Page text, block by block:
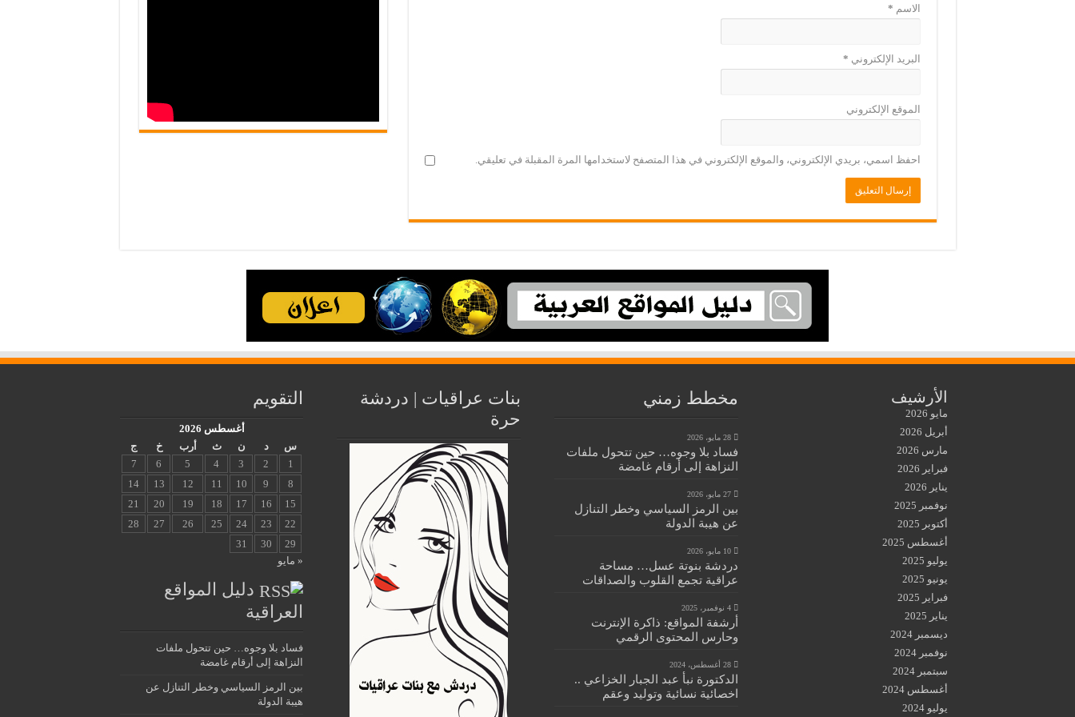
الاسم *
البريد الإلكتروني *
الموقع الإلكتروني
احفظ اسمي، بريدي الإلكتروني، والموقع الإلكتروني في هذا المتصفح لاستخدامها المرة المقبلة في تعليقي.
الأرشيف
مايو 2026
أبريل 2026
مارس 2026
فبراير 2026
يناير 2026
نوفمبر 2025
أكتوبر 2025
أغسطس 2025
يوليو 2025
يونيو 2025
فبراير 2025
يناير 2025
ديسمبر 2024
نوفمبر 2024
سبتمبر 2024
أغسطس 2024
يوليو 2024
مخطط زمني
28 مايو، 2026
فساد بلا وجوه… حين تتحول ملفات
النزاهة إلى أرقام غامضة
27 مايو، 2026
بين الرمز السياسي وخطر التنازل
عن هيبة الدولة
10 مايو، 2026
دردشة بنوتة عسل… مساحة
عراقية تجمع القلوب والصداقات
4 نوفمبر، 2025
أرشفة المواقع: ذاكرة الإنترنت
وحارس المحتوى الرقمي
28 أغسطس، 2024
الدكتورة نبأ عبد الجبار الخزاعي ..
اخصائية نسائية وتوليد وعقم
بنات عراقيات | دردشة
حرة
التقويم
أغسطس 2026
س
د ن ث أرب خ
ج
1
2
3
4
5
6
7
8
9
10
11
12
13
14
15
16
17
18
19
20
21
22
23
24
25
26
27
28
29
30
31
« مايو
دليل المواقع
العراقية
فساد بلا وجوه… حين تتحول ملفات
النزاهة إلى أرقام غامضة
بين الرمز السياسي وخطر التنازل عن
هيبة الدولة